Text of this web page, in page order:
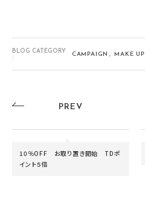
BLOG CATEGORY
:
CAMPAIGN MAKE UP
PREV
10％OFF お取り置き開始 TDポ
イント５倍